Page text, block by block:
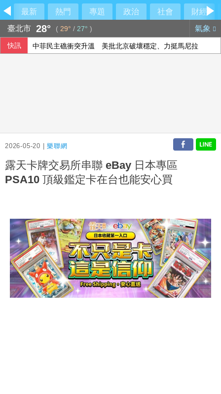
最新 熱門 專題 政治 社會
財經
臺北市 28° ( 29° / 27° ) 氣象
快訊 中菲民主礁衝突升溫 美批北京破壞穩定、力挺馬尼拉
2026-05-20 |樂聯網
露天卡牌交易所串聯 eBay 日本專區
PSA10 頂級鑑定卡在台也能安心買